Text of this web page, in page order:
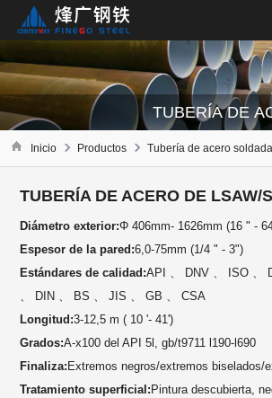
TUBERÍA DE
Inicio Productos Tubería de acero soldada
TUBERÍA DE ACERO DE LSAW/
Diámetro exterior:Φ 406mm- 1626mm (16 " -
Espesor de la pared:6,0-75mm (1/4 " - 3")
Estándares de calidad:API 、 DNV 、 ISO 、
、 DIN 、 BS 、 JIS 、 GB 、 CSA
Longitud:3-12,5 m ( 10 '- 41')
Grados:A-x100 del API 5l, gb/t9711 l190-l690
Finaliza: Extremos negros/extremos biselados/
Tratamiento superficial: Pintura descubierta,